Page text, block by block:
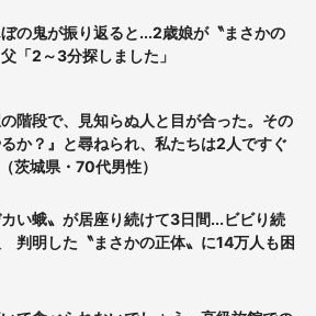
の鬼が振り返ると...2歳娘が〝まさかの
「2～3分探しました」
の階段で、見知らぬ人と目が合った。その
か？』と尋ねられ、私たちは2人ですぐ
茨城県・70代男性）
い蛾〟が居座り続けて3日間...ビビり続
判明した〝まさかの正体〟に14万人も困